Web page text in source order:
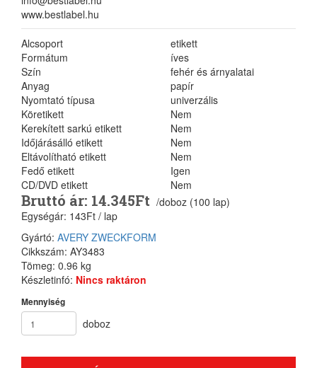
www.bestlabel.hu
Alcsoport
etikett
Formátum
íves
Szín
fehér és árnyalatai
Anyag
papír
Nyomtató típusa
univerzális
Köretikett
Nem
Kerekített sarkú etikett
Nem
Időjárásálló etikett
Nem
Eltávolítható etikett
Nem
Fedő etikett
Igen
CD/DVD etikett
Nem
Bruttó ár: 14.345Ft /doboz (100 lap)
Egységár: 143Ft / lap
Gyártó: AVERY ZWECKFORM
Cikkszám: AY3483
Tömeg: 0.96 kg
Készletinfó: Nincs raktáron
Mennyiség
doboz